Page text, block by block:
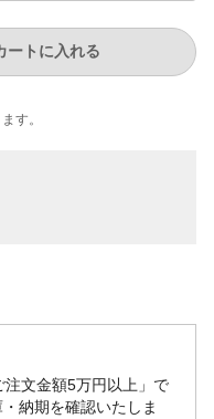
ートに入れる
す。
注文金額5万円以上」で
納期を確認いたしま